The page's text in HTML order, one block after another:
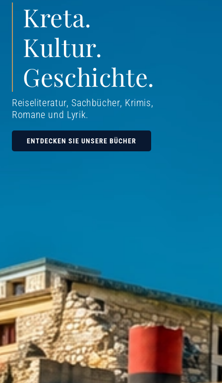
Kreta.
Kultur.
Geschichte.
Reiseliteratur, Sachbücher, Krimis,
Romane und Lyrik.
ENTDECKEN SIE UNSERE BÜCHER